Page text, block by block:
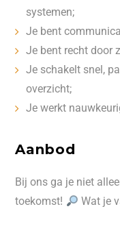
systemen;
Je bent
Je bent recht door
Je schakelt snel,
overzicht;
Je werkt
Aanbod
Bij ons ga je niet
toekomst!
Wat je